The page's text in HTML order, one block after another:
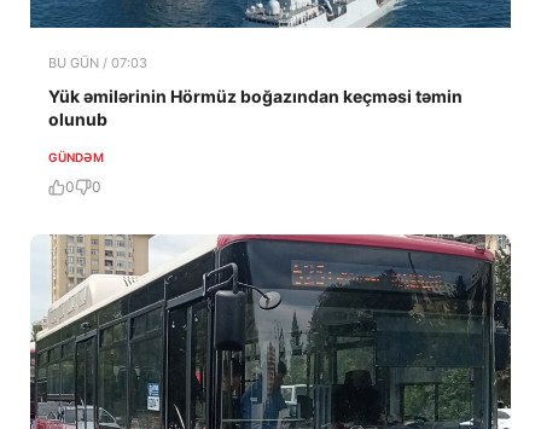
BU GÜN / 07:03
Yük əmilərinin Hörmüz boğazından keçməsi təmin
olunub
GÜNDƏM
0 0